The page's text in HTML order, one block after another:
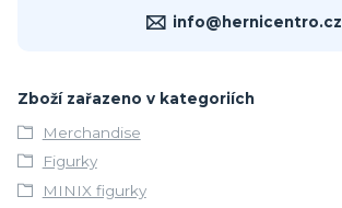
info@hernicentro.cz
Zboží zařazeno v kategoriích
Merchandise
Figurky
MINIX figurky